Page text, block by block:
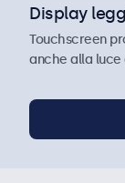
Display
Touchscreen
anche alla